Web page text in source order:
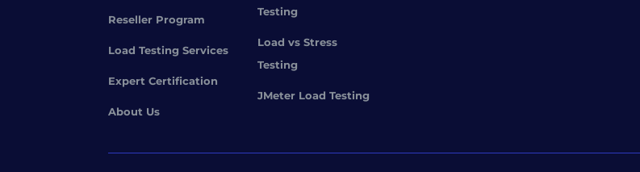
Reseller Program
Load Testing Services
Expert Certification
About Us
Testing
Load vs Stress
Testing
JMeter Load Testing